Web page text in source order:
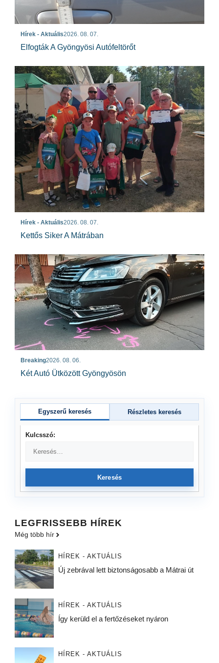
Hírek - Aktuális2026. 08. 07.
Elfogták A Gyöngyösi Autófeltörőt
Hírek - Aktuális2026. 08. 07.
Kettős Siker A Mátrában
Breaking2026. 08. 06.
Két Autó Ütközött Gyöngyösön
Egyszerű keresés Részletes keresés
Kulcsszó:
Keresés
LEGFRISSEBB HÍREK
Még több hír
HÍREK - AKTUÁLIS
Új zebrával lett biztonságosabb a Mátrai út
HÍREK - AKTUÁLIS
Így kerüld el a fertőzéseket nyáron
HÍREK - AKTUÁLIS